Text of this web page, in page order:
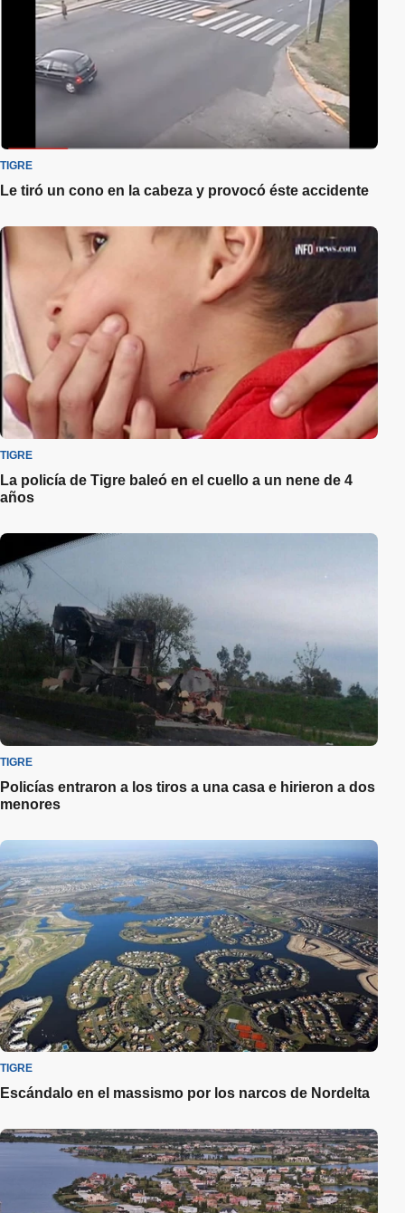
TIGRE
Le tiró un cono en la cabeza y provocó éste accidente
TIGRE
La policía de Tigre baleó en el cuello a un nene de 4
años
TIGRE
Policías entraron a los tiros a una casa e hirieron a dos
menores
TIGRE
Escándalo en el massismo por los narcos de Nordelta